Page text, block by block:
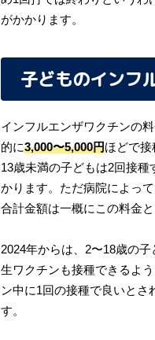
がかかります。
子どものインフ
インフルエンザワクチンの
的に3,000〜5,000円ほどで接
13歳未満の子どもは2回接種
かります。ただ病院によっ
合計金額は一概にこの料金と
2024年からは、2〜18歳の
生ワクチンも接種できるよ
ン中に1回の接種で良いとさ
す。